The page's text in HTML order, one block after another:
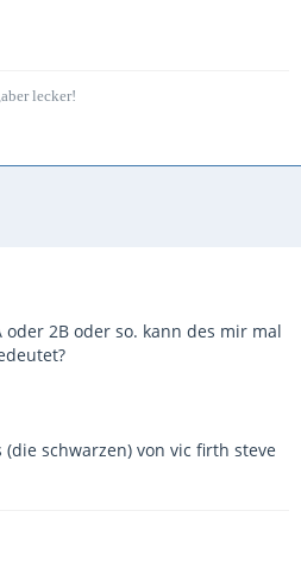
lecker!
2B oder so. kann des mir mal
schwarzen) von vic firth steve